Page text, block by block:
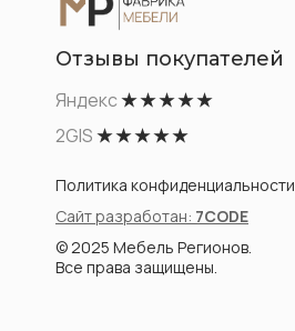
Политика конфиденциальности
© 2025 Мебель Регионов.
Все права защищены.
Отзывы покупателей
Сайт разработан: 7CODE
Яндекс★ ★ ★ ★ ★
2GIS★ ★ ★ ★ ★